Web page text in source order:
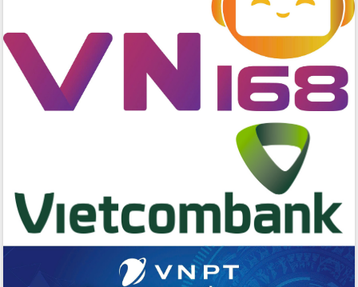
kinh tế từ 10% trở lên trong Quý
II/2026
Đắk Lắk ký kết thỏa thuận hợp tác về
chuyển đổi số giai đoạn 2026 – 2030
với Tập đoàn Bưu chính Viễn thông
Việt Nam
du khách thông qua Hệ thống cơ sở dữ
liệu và Bản đồ số
trong thương mại điện tử năm 2026
Đoàn đại biểu Quốc hội tỉnh Đắk Lắk